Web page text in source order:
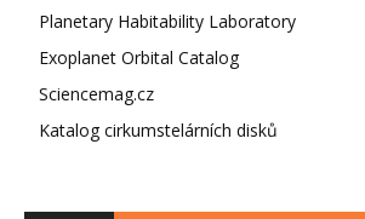
Planetary Habitability Laboratory
Exoplanet Orbital Catalog
Sciencemag.cz
Katalog cirkumstelárních disků